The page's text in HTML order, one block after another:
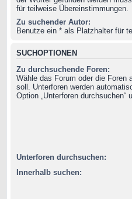
für teilweise Übereinstimmungen.
Zu suchender Autor:
Benutze ein * als Platzhalter für
SUCHOPTIONEN
Zu durchsuchende Foren:
Wähle das Forum oder die Foren
soll. Unterforen werden
Option „Unterforen durchsuchen“
Unterforen durchsuchen:
Innerhalb suchen: